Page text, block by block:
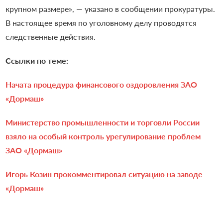
крупном размере», — указано в сообщении прокуратуры.
В настоящее время по уголовному делу проводятся
следственные действия.
Ссылки по теме:
Начата процедура финансового оздоровления ЗАО
«Дормаш»
Министерство промышленности и торговли России
взяло на особый контроль урегулирование проблем
ЗАО «Дормаш»
Игорь Козин прокомментировал ситуацию на заводе
«Дормаш»